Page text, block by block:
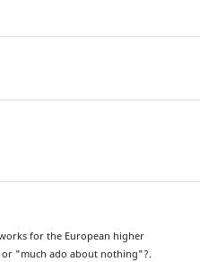
for the European higher
or "much ado about nothing"?.